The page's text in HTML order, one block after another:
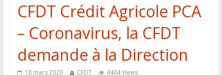
CFDT Crédit Agricole PCA
– Coronavirus, la CFDT
demande à la Direction
18 mars 2020 CFDT 4404 Views